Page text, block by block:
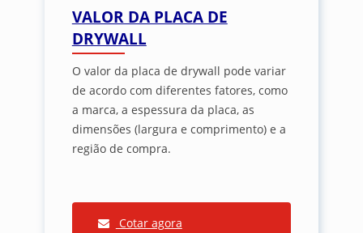
VALOR DA PLACA DE
DRYWALL
O valor da placa de drywall pode variar
de acordo com diferentes fatores, como
a marca, a espessura da placa, as
dimensões (largura e comprimento) e a
região de compra.
Cotar agora